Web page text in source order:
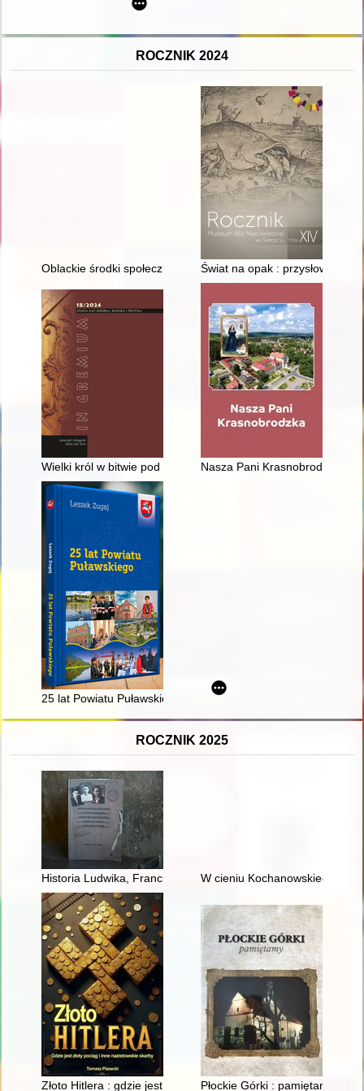
ROCZNIK 2024
Oblackie środki społecznego przekazu i działalność
Świat na opak : przysłowia
Wielki król w bitwie pod Kunaksą (401 r. przed Chr.) w świetle
Nasza Pani Krasnobrodzka
25 lat Powiatu Puławskiego
ROCZNIK 2025
Historia Ludwika, Franciszka i Filomeny Kamińskich :
W cieniu Kochanowskiego
Złoto Hitlera : gdzie jest złoty pociąg i inne nazistowskie skarby
Płockie Górki : pamiętamy